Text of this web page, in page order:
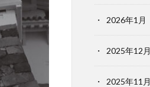
2026年1月
2025年12月
2025年11月